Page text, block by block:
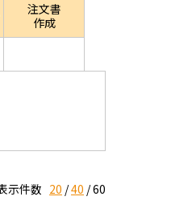
注文書
作成
示件数 20 40 60